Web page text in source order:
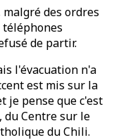
des ordres
téléphones
de partir.
l'évacuation n'a
est mis sur la
je pense que c'est
du Centre sur le
du Chili.